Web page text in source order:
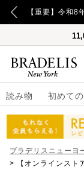
【重要】日本郵便の障害による配送への影響についてのお詫び
読み物 初めて
ブラデリスニューヨ
【オンラインス